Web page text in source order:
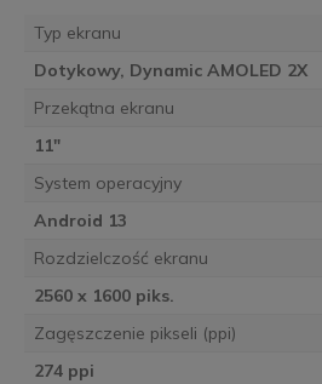
Typ ekranu
Dotykowy, Dynamic AMOLED 2X
Przekątna ekranu
11"
System operacyjny
Android 13
Rozdzielczość ekranu
2560 x 1600 piks.
Zagęszczenie pikseli (ppi)
274 ppi